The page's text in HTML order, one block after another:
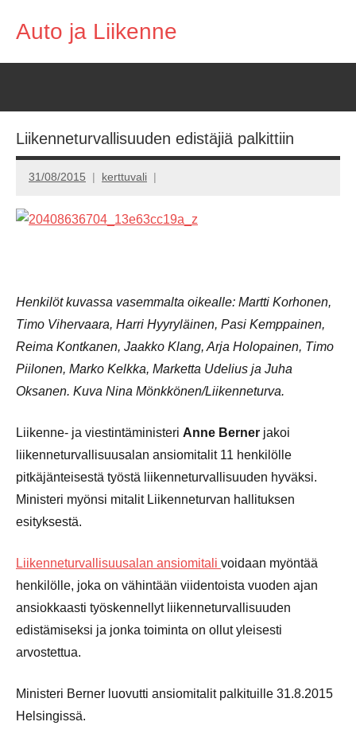
Auto ja Liikenne
Liikenneturvallisuuden edistäjiä palkittiin
31/08/2015 kerttuvali
Henkilöt kuvassa vasemmalta oikealle: Martti Korhonen,
Timo Vihervaara, Harri Hyyryläinen, Pasi Kemppainen,
Reima Kontkanen, Jaakko Klang, Arja Holopainen, Timo
Piilonen, Marko Kelkka, Marketta Udelius ja Juha
Oksanen. Kuva Nina Mönkkönen/Liikenneturva.
Liikenne- ja viestintäministeri Anne Berner jakoi
liikenneturvallisuusalan ansiomitalit 11 henkilölle
pitkäjänteisestä työstä liikenneturvallisuuden hyväksi.
Ministeri myönsi mitalit Liikenneturvan hallituksen
esityksestä.
Liikenneturvallisuusalan ansiomitali voidaan myöntää
henkilölle, joka on vähintään viidentoista vuoden ajan
ansiokkaasti työskennellyt liikenneturvallisuuden
edistämiseksi ja jonka toiminta on ollut yleisesti
arvostettua.
Ministeri Berner luovutti ansiomitalit palkituille 31.8.2015
Helsingissä.